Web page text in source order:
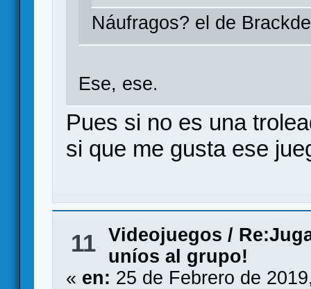
Náufragos? el de
Ese, ese.
Pues si no es una
si que me gusta ese
11 Videojuegos /
uníos al grupo!
« en: 25 de Febrero de